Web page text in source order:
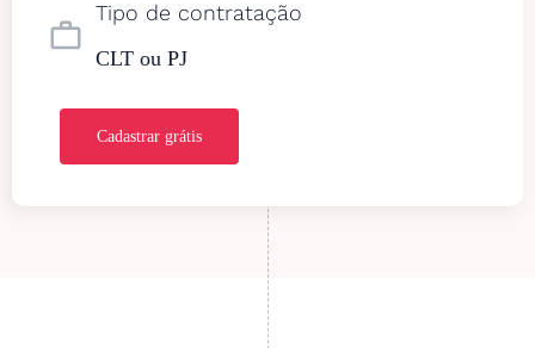
work_outline
Tipo de contratação
CLT ou PJ
Cadastrar grátis